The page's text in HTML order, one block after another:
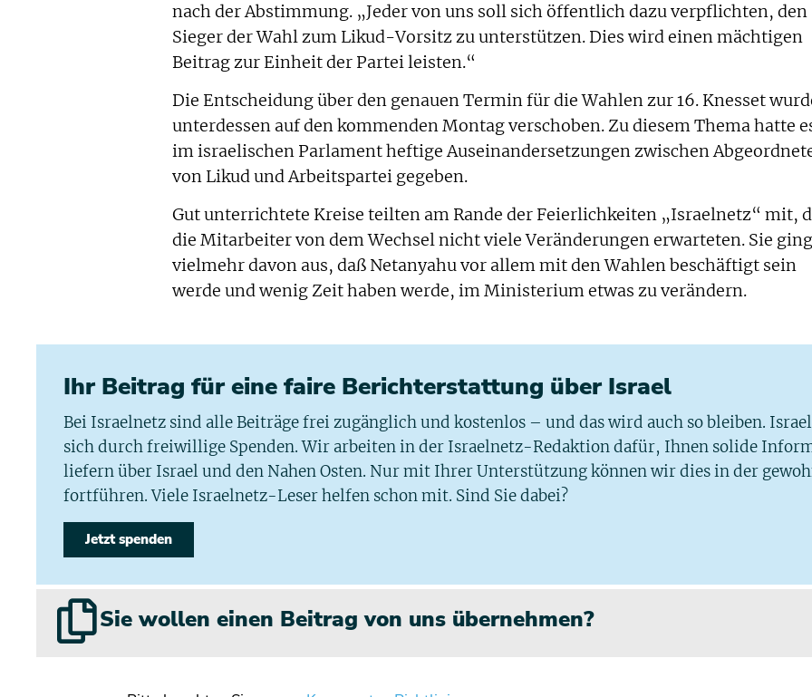
nach der Abstimmung. „Jeder von uns soll sich öffentlich dazu verpflichten, den
Sieger der Wahl zum Likud-Vorsitz zu unterstützen. Dies wird einen mächtigen
Beitrag zur Einheit der Partei leisten.“
Die Entscheidung über den genauen Termin für die Wahlen zur 16. Knesset
unterdessen auf den kommenden Montag verschoben. Zu diesem Thema hatte
im israelischen Parlament heftige Auseinandersetzungen zwischen
von Likud und Arbeitspartei gegeben.
Gut unterrichtete Kreise teilten am Rande der Feierlichkeiten „Israelnetz“ mit,
die Mitarbeiter von dem Wechsel nicht viele Veränderungen erwarteten. Sie
vielmehr davon aus, daß Netanyahu vor allem mit den Wahlen beschäftigt sein
werde und wenig Zeit haben werde, im Ministerium etwas zu verändern.
Ihr Beitrag für eine faire Berichterstattung über Israel
Bei Israelnetz sind alle Beiträge frei zugänglich und kostenlos – und das wird auch so bleiben.
sich durch freiwillige Spenden. Wir arbeiten in der Israelnetz-Redaktion dafür, Ihnen solide
liefern über Israel und den Nahen Osten. Nur mit Ihrer Unterstützung können wir dies in der
fortführen. Viele Israelnetz-Leser helfen schon mit. Sind Sie dabei?
Jetzt spenden
Sie wollen einen Beitrag von uns übernehmen?